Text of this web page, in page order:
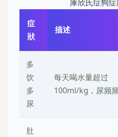
庫欣氏症狗
症
狀
描述
多
饮
多
尿
每天喝水量超过
100ml/kg，尿频
肚